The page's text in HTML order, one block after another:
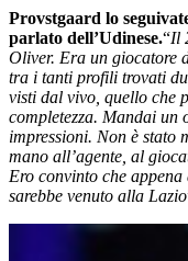
Provstgaard lo
parlato dell’Udinese.“Il
Oliver. Era un giocatore
tra i tanti profili trovati
visti dal vivo, quello che
completezza. Mandai un
impressioni. Non è stato
mano all’agente, al
Ero convinto che
sarebbe venuto alla Lazio